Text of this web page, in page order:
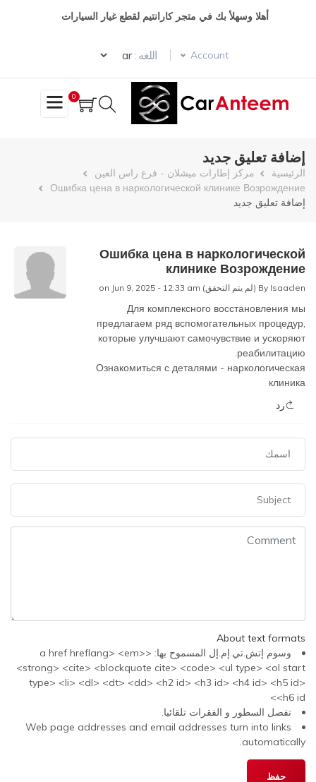
أهلا وسهلأ بك في متجر كارانتيم لقطع غيار السيارات
Account اللغه :
Select your language
0
إضافة تعليق جديد
مسار
التنقل
الرئيسية
مركز إطارات ميشلان - فرع راس العين
Ошибка цена в наркологической клинике Возрождение
إضافة تعليق جديد
Ошибка цена в наркологической
клинике Возрождение
By Isaaclen (لم يتم التحقق)
Для комплексного восстановления мы
предлагаем ряд вспомогательных процедур,
которые улучшают самочувствие и ускоряют
реабилитацию.
Ознакомиться с деталями - наркологическая
клиника
رد
About text formats
وسوم إتش.تي.إم.إل المسموح بها: <a href hreflang> <em>
<strong> <cite> <blockquote cite> <code> <ul type> <ol start
type> <li> <dl> <dt> <dd> <h2 id> <h3 id> <h4 id> <h5 id>
<h6 id>
تفصل السطور و الفقرات تلقائيا.
Web page addresses and email addresses turn into links
automatically.